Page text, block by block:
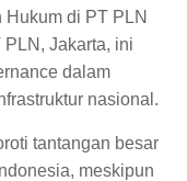
di PT PLN
Jakarta, ini
dalam
nasional.
tantangan besar
meskipun